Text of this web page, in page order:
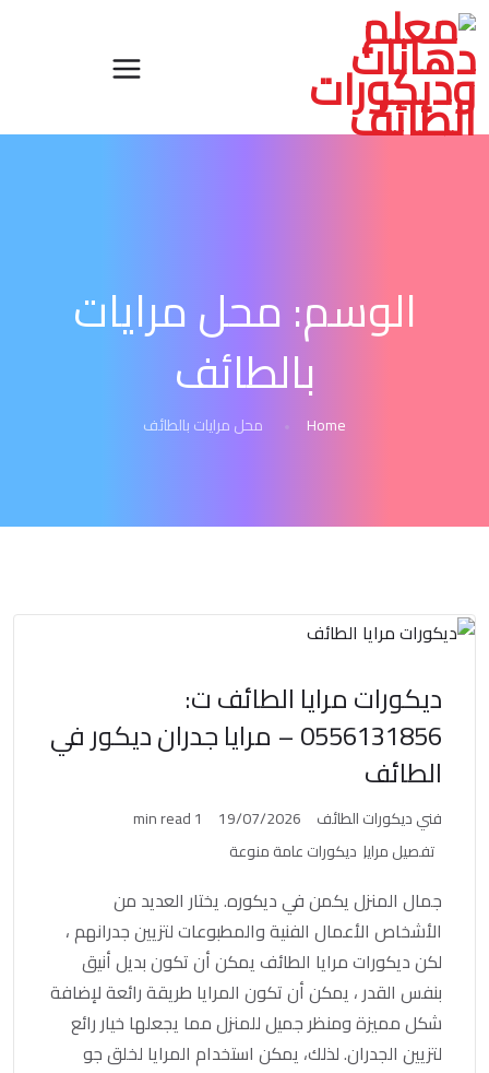
الوسم: محل مرايات
بالطائف
Home محل مرايات بالطائف
ديكورات مرايا الطائف ت:
0556131856 – مرايا جدران ديكور في
الطائف
فني ديكورات الطائف 19/07/2026
1 min read
تفصيل مرايا ديكورات عامة منوعة
جمال المنزل يكمن في ديكوره. يختار العديد من
الأشخاص الأعمال الفنية والمطبوعات لتزيين جدرانهم ،
لكن ديكورات مرايا الطائف يمكن أن تكون بديل أنيق
بنفس القدر ، يمكن أن تكون المرايا طريقة رائعة لإضافة
شكل مميزة ومنظر جميل للمنزل مما يجعلها خيار رائع
لتزيين الجدران. لذلك، يمكن استخدام المرايا لخلق جو